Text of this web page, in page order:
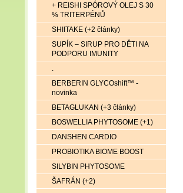
+ REISHI SPÓROVÝ OLEJ S 30
% TRITERPÉNŮ
SHIITAKE (+2 články)
SUPÍK – SIRUP PRO DĚTI NA
PODPORU IMUNITY
.
BERBERIN GLYCOshift™ -
novinka
BETAGLUKAN (+3 články)
BOSWELLIA PHYTOSOME (+1)
DANSHEN CARDIO
PROBIOTIKA BIOME BOOST
SILYBIN PHYTOSOME
ŠAFRÁN (+2)